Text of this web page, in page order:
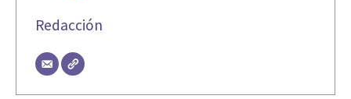
Redacción